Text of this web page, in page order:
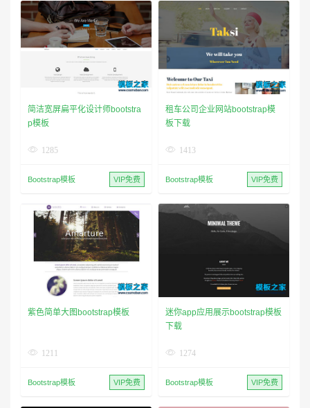
简洁宽屏扁平化设计师bootstra
p模板
1285
Bootstrap模板 VIP免费
租车公司企业网站bootstrap模
板下载
1413
Bootstrap模板 VIP免费
紫色简单大图bootstrap模板
1211
Bootstrap模板 VIP免费
迷你app应用展示bootstrap模板
下载
1274
Bootstrap模板 VIP免费